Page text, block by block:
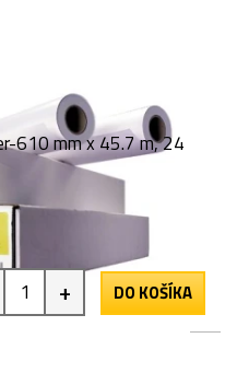
610 mm x 45.7 m, 24
+ DO KOŠÍKA